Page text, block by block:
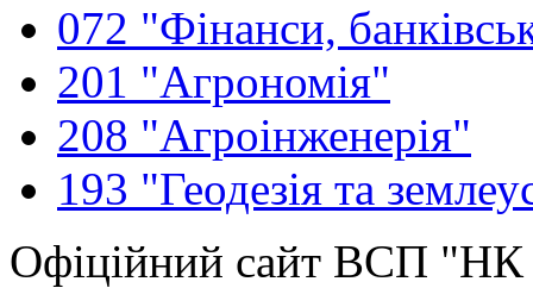
072 "Фінанси,
201 "Агрономія"
208 "Агроінженерія"
193 "Геодезія та
Офіційний сайт ВСП